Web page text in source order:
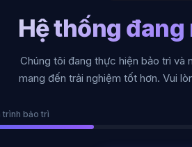
Hệ thống đang
Chúng tôi đang thực hiện bảo trì và
mang đến trải nghiệm tốt hơn. Vui
trình bảo trì